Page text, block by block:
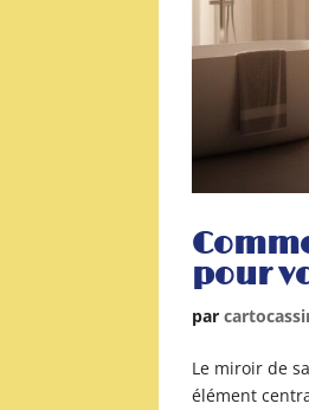
pour
par
Le miroir de
élément